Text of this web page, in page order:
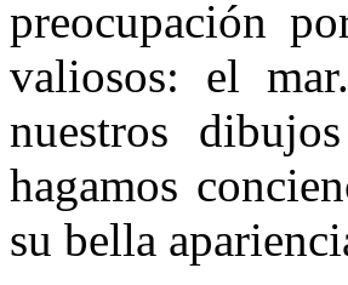
preocupación
valiosos: el
nuestros
hagamos
su bella